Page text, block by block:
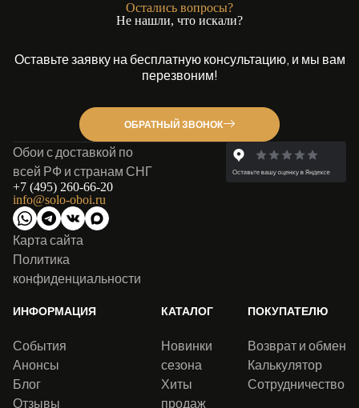
Остались вопросы?
Не нашли, что искали?
Оставьте заявку на бесплатную консультацию, и мы вам
перезвоним!
ОБРАТНЫЙ ЗВОНОК
Обои с доставкой по
всей РФ и странам СНГ
+7 (495) 260-66-20
info@solo-oboi.ru
Карта сайта
Политика
конфиденциальности
ИНФОРМАЦИЯ
События
Анонсы
Блог
Отзывы
КАТАЛОГ
Новинки
сезона
Хиты
продаж
ПОКУПАТЕЛЮ
Возврат и обмен
Калькулятор
Сотрудничество